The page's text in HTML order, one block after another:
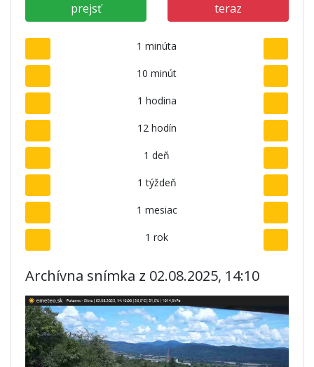
prejsť teraz
1 minúta
10 minút
1 hodina
12 hodín
1 deň
1 týždeň
1 mesiac
1 rok
Archívna snímka z 02.08.2025, 14:10